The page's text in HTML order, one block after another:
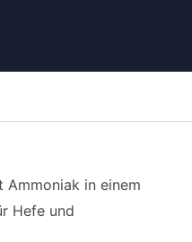
Ammoniak in einem
Hefe und